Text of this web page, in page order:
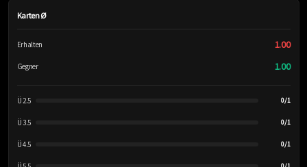
Karten Ø
Erhalten 1.00
Gegner 1.00
Ü 2.5 0/1
Ü 3.5 0/1
Ü 4.5 0/1